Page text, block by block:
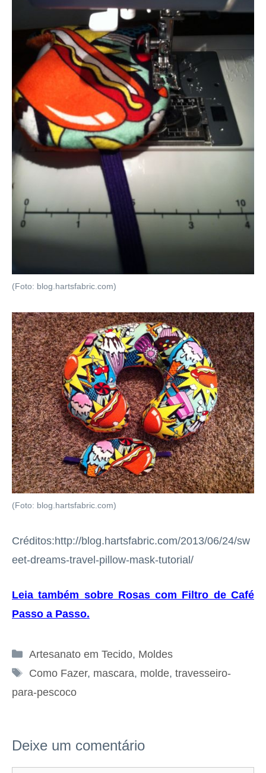
(Foto: blog.hartsfabric.com)
(Foto: blog.hartsfabric.com)
Créditos:http://blog.hartsfabric.com/2013/06/24/sw
eet-dreams-travel-pillow-mask-tutorial/
Leia também sobre Rosas com Filtro de Café
Passo a Passo.
Categorias
Artesanato em Tecido, Moldes
Tags
Como Fazer, mascara, molde, travesseiro-
para-pescoco
Deixe um comentário